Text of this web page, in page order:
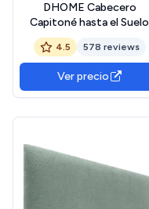
DHOME Cabecero
Capitoné hasta el Suelo
Cabezal 8cm tapizado
ACUALINE Tela y Polipiel
para Cama Dormitorio
(90x120cm (80/90),
Polipiel Blanco)
4.5 578 reviews
Ver precio